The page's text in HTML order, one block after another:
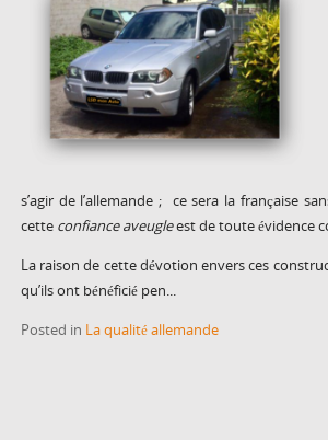
s’agir de l’allemande ; ce sera la française
cette confiance aveugleest de toute évidence
La raison de cette dévotion envers ces
qu’ils ont bénéficié pen...
Posted in La qualité allemande